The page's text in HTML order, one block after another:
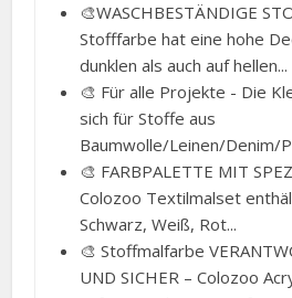
🎨WASCHBESTÄNDIGE
Stofffarbe hat eine hohe
dunklen als auch auf hellen...
🎨 Für alle Projekte - Die
sich für Stoffe aus
Baumwolle/Leinen/Denim/
🎨 FARBPALETTE MIT
Colozoo Textilmalset
Schwarz, Weiß, Rot...
🎨 Stoffmalfarbe
UND SICHER – Colozoo